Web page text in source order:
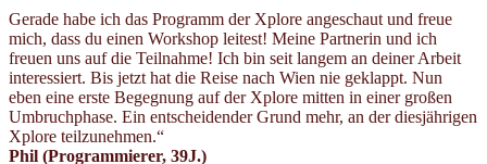
Gerade habe ich das Programm der Xplore angeschaut und freue
mich, dass du einen Workshop leitest! Meine Partnerin und ich
freuen uns auf die Teilnahme! Ich bin seit langem an deiner Arbeit
interessiert. Bis jetzt hat die Reise nach Wien nie geklappt. Nun
eben eine erste Begegnung auf der Xplore mitten in einer großen
Umbruchphase. Ein entscheidender Grund mehr, an der diesjährigen
Xplore teilzunehmen.“
Phil (Programmierer, 39J.)